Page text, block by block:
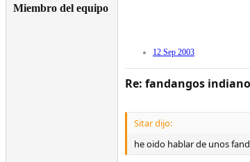
Miembro del equipo
12 Sep 2003
Re: fandangos
Sitar dijo:
he oido hablar de unos